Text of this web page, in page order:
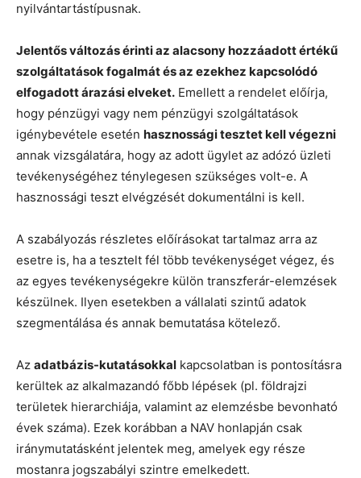
nyilvántartástípusnak.
Jelentős változás érinti az alacsony hozzáadott értékű
szolgáltatások fogalmát és az ezekhez kapcsolódó
elfogadott árazási elveket. Emellett a rendelet előírja,
hogy pénzügyi vagy nem pénzügyi szolgáltatások
igénybevétele esetén hasznossági tesztet kell végezni
annak vizsgálatára, hogy az adott ügylet az adózó üzleti
tevékenységéhez ténylegesen szükséges volt-e. A
hasznossági teszt elvégzését dokumentálni is kell.
A szabályozás részletes előírásokat tartalmaz arra az
esetre is, ha a tesztelt fél több tevékenységet végez, és
az egyes tevékenységekre külön transzferár-elemzések
készülnek. Ilyen esetekben a vállalati szintű adatok
szegmentálása és annak bemutatása kötelező.
Az adatbázis-kutatásokkal kapcsolatban is pontosításra
kerültek az alkalmazandó főbb lépések (pl. földrajzi
területek hierarchiája, valamint az elemzésbe bevonható
évek száma). Ezek korábban a NAV honlapján csak
iránymutatásként jelentek meg, amelyek egy része
mostanra jogszabályi szintre emelkedett.